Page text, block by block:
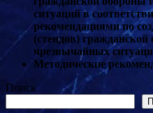
ситуаций в
рекомендациями по
(стендов)
чрезвычайных
Методические
Поиск